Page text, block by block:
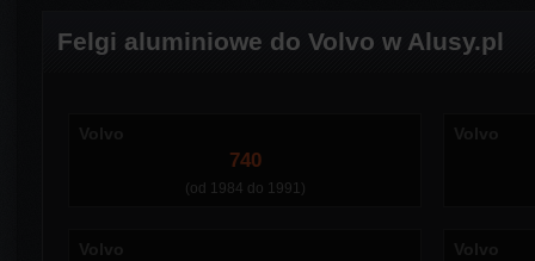
Felgi aluminiowe do Volvo w Alusy.pl
740
(od 1984 do 1991)